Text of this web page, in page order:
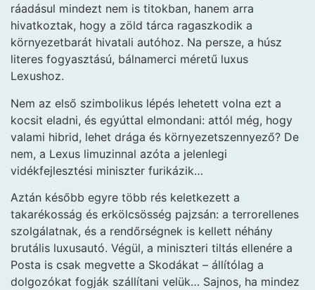
ráadásul mindezt nem is titokban, hanem arra
hivatkoztak, hogy a zöld tárca ragaszkodik a
környezetbarát hivatali autóhoz. Na persze, a húsz
literes fogyasztású, bálnamerci méretű luxus
Lexushoz.
Nem az első szimbolikus lépés lehetett volna ezt a
kocsit eladni, és egyúttal elmondani: attól még, hogy
valami hibrid, lehet drága és környezetszennyező? De
nem, a Lexus limuzinnal azóta a jelenlegi
vidékfejlesztési miniszter furikázik…
Aztán később egyre több rés keletkezett a
takarékosság és erkölcsösség pajzsán: a terrorellenes
szolgálatnak, és a rendőrségnek is kellett néhány
brutális luxusautó. Végül, a miniszteri tiltás ellenére a
Posta is csak megvette a Skodákat – állítólag a
dolgozókat fogják szállítani velük… Sajnos, ha mindez